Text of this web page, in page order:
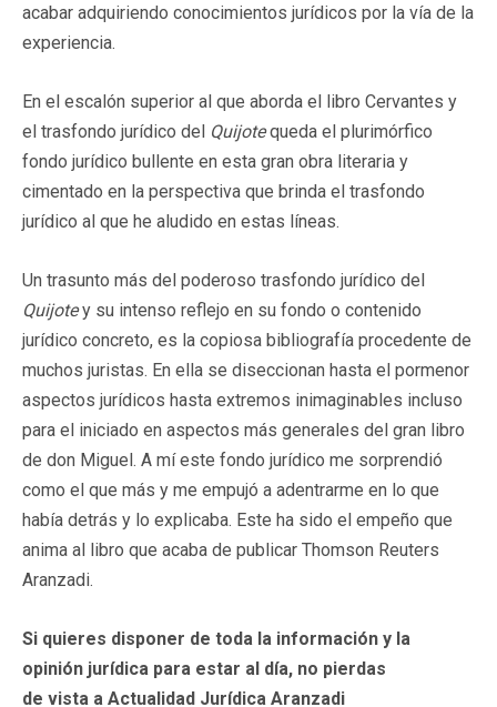
acabar adquiriendo conocimientos jurídicos por la vía de la
experiencia.
En el escalón superior al que aborda el libro Cervantes y
el trasfondo jurídico del Quijotequeda el plurimórfico
fondo jurídico bullente en esta gran obra literaria y
cimentado en la perspectiva que brinda el trasfondo
jurídico al que he aludido en estas líneas.
Un trasunto más del poderoso trasfondo jurídico del
Quijotey su intenso reflejo en su fondo o contenido
jurídico concreto, es la copiosa bibliografía procedente de
muchos juristas. En ella se diseccionan hasta el pormenor
aspectos jurídicos hasta extremos inimaginables incluso
para el iniciado en aspectos más generales del gran libro
de don Miguel. A mí este fondo jurídico me sorprendió
como el que más y me empujó a adentrarme en lo que
había detrás y lo explicaba. Este ha sido el empeño que
anima al libro que acaba de publicar Thomson Reuters
Aranzadi.
Si quieres disponer de toda la información y la
opinión jurídica para estar al día, no pierdas
de vista a Actualidad Jurídica Aranzadi